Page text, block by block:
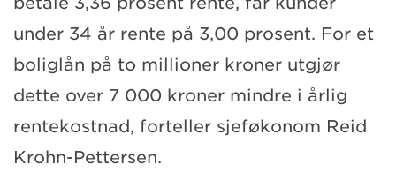
under 34 år rente på 3,00 prosent. For et
boliglån på to millioner kroner utgjør
dette over 7 000 kroner mindre i årlig
rentekostnad, forteller sjeføkonom Reid
Krohn-Pettersen.